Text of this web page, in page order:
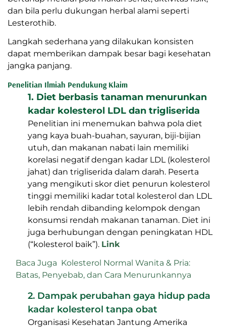
dan bila perlu dukungan herbal alami seperti
Lesterothib.
Langkah sederhana yang dilakukan konsisten
dapat memberikan dampak besar bagi kesehatan
jangka panjang.
Penelitian Ilmiah Pendukung Klaim
1. Diet berbasis tanaman menurunkan
kadar kolesterol LDL dan trigliserida
Penelitian ini menemukan bahwa pola diet
yang kaya buah-buahan, sayuran, biji-bijian
utuh, dan makanan nabati lain memiliki
korelasi negatif dengan kadar LDL (kolesterol
jahat) dan trigliserida dalam darah. Peserta
yang mengikuti skor diet penurun kolesterol
tinggi memiliki kadar total kolesterol dan LDL
lebih rendah dibanding kelompok dengan
konsumsi rendah makanan tanaman. Diet ini
juga berhubungan dengan peningkatan HDL
(“kolesterol baik”). Link
Baca Juga Kolesterol Normal Wanita & Pria:
Batas, Penyebab, dan Cara Menurunkannya
2. Dampak perubahan gaya hidup pada
kadar kolesterol tanpa obat
Organisasi Kesehatan Jantung Amerika